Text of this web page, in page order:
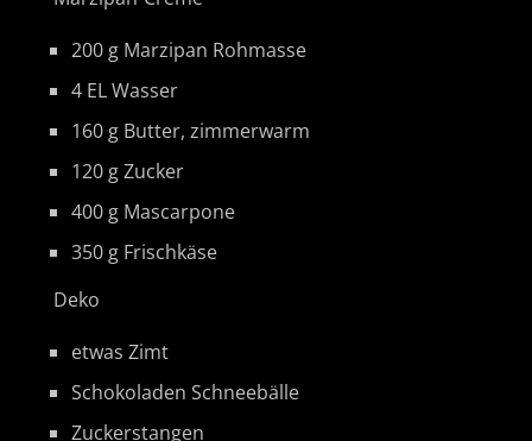
200 g Marzipan Rohmasse
4 EL Wasser
160 g Butter, zimmerwarm
120 g Zucker
400 g Mascarpone
350 g Frischkäse
Deko
etwas Zimt
Schokoladen Schneebälle
Zuckerstangen